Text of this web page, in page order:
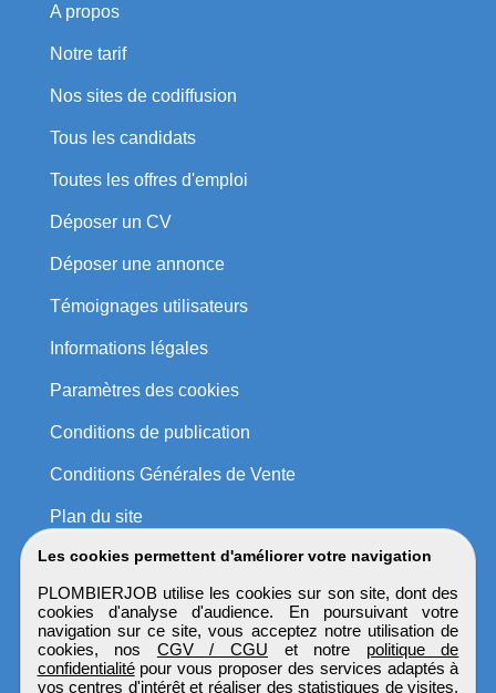
Les cookies permettent d'améliorer votre navigation
PLOMBIERJOB utilise les cookies sur son site, dont des
cookies d'analyse d'audience. En poursuivant votre
navigation sur ce site, vous acceptez notre utilisation de
cookies, nos CGV / CGU et notre politique de
confidentialitépour vous proposer des services adaptés à
vos centres d'intérêt et réaliser des statistiques de visites.
A propos
Notre tarif
Nos sites de codiffusion
Tous les candidats
Toutes les offres d'emploi
Déposer un CV
Déposer une annonce
Témoignages utilisateurs
Informations légales
Paramètres des cookies
Conditions de publication
Conditions Générales de Vente
Plan du site